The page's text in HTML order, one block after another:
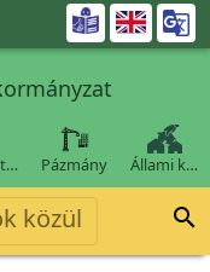

Pázmány Állami k…
közül 